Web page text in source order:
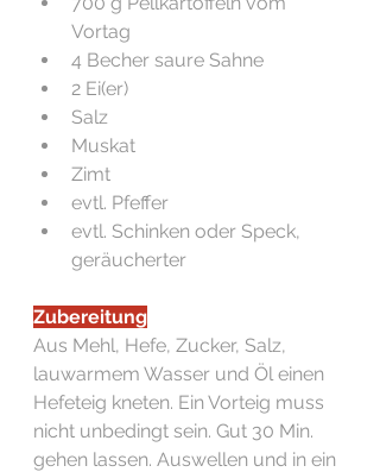
Vortag
4 Becher saure Sahne
2 Ei(er)
Salz
Muskat
Zimt
evtl. Pfeffer
evtl. Schinken oder Speck,
geräucherter
Zubereitung
Aus Mehl, Hefe, Zucker, Salz,
lauwarmem Wasser und Öl einen
Hefeteig kneten. Ein Vorteig muss
nicht unbedingt sein. Gut 30 Min.
gehen lassen. Auswellen und in ein